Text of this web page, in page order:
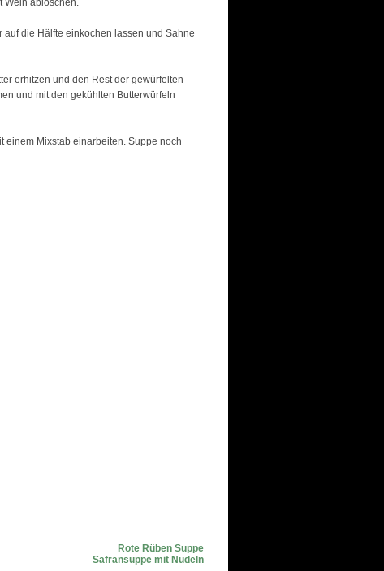
Wein ablöschen.
die Hälfte einkochen lassen und Sahne
erhitzen und den Rest der gewürfelten
und mit den gekühlten Butterwürfeln
einem Mixstab einarbeiten. Suppe noch
Rote Rüben Suppe
Safransuppe mit Nudeln